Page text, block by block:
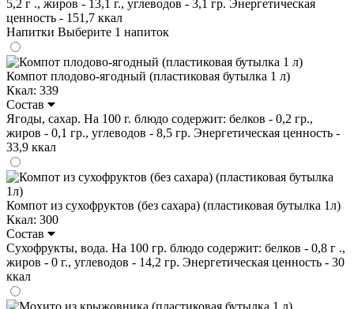
5,2 г ., жиров - 13,1 г., углеводов - 3,1 гр. Энергетическая
ценность - 151,7 ккал
Напитки Выберите 1 напиток
Компот плодово-ягодный (пластиковая бутылка 1 л)
Ккал: 339
Состав
Ягоды, сахар. На 100 г. блюдо содержит: белков - 0,2 гр.,
жиров - 0,1 гр., углеводов - 8,5 гр. Энергетическая ценность -
33,9 ккал
Компот из сухофруктов (без сахара) (пластиковая бутылка 1л)
Ккал: 300
Состав
Сухофрукты, вода. На 100 гр. блюдо содержит: белков - 0,8 г .,
жиров - 0 г., углеводов - 14,2 гр. Энергетическая ценность - 30
ккал